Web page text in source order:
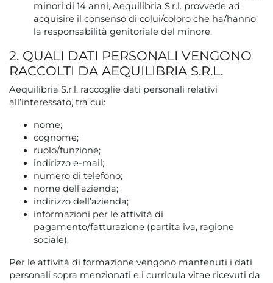
minori di 14 anni, Aequilibria S.r.l. provvede ad
acquisire il consenso di colui/coloro che ha/hanno
la responsabilità genitoriale del minore.
2. QUALI DATI PERSONALI VENGONO
RACCOLTI DA AEQUILIBRIA S.R.L.
Aequilibria S.r.l. raccoglie dati personali relativi
all’interessato, tra cui:
nome;
cognome;
ruolo/funzione;
indirizzo e-mail;
numero di telefono;
nome dell’azienda;
indirizzo dell’azienda;
informazioni per le attività di
pagamento/fatturazione (partita iva, ragione
sociale).
Per le attività di formazione vengono mantenuti i dati
personali sopra menzionati e i curricula vitae ricevuti da